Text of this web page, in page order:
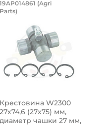
мм,
конический роликовый
Крестовина
Крестовина 19AP014861
19AP014861 (Agri
Parts)
Крестовина W2300
27х74,6 (27х75) мм,
диаметр чашки 27 мм,